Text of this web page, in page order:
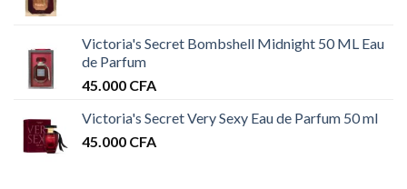
Victoria's Secret Bombshell Midnight 50 ML Eau
de Parfum
45.000 CFA
Victoria's Secret Very Sexy Eau de Parfum 50 ml
45.000 CFA